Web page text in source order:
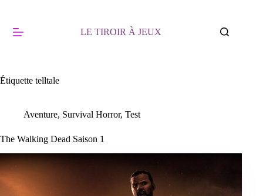
LE TIROIR À JEUX
Étiquette telltale
Aventure, Survival Horror, Test
The Walking Dead Saison 1